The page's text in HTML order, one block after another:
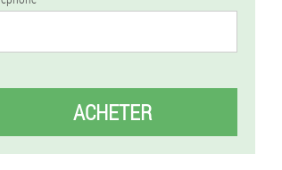
ACHETER